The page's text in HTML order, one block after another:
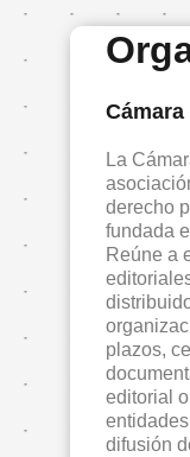
La
derecho
fundada
Reúne a
plazos,
editorial
difusión